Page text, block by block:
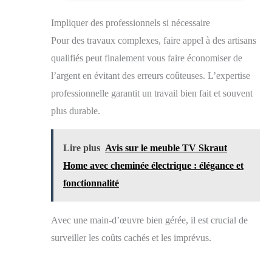
les réparations de bricolage de base à la maison.
vis, c'est le kit de démarrage idéal pour les réparations
domestiques FACILE À TRANSPORTER ET À
pratique pour un rangement et un transport faciles de
l'outil. Intérieur robuste et organiseur pour maintenir
les outils en place Comprend : un assortiment complet
de clés hexagonales de qualité professionnelle, une
coulissant, etc. Également inclus : une variété
d'embouts de tournevis de 1/4" : cruciforme, plat,
carré, étoile et Pozi Conception unique : le coffret noir
unique et tendance. Dimensions du coffret : 33 x 18 x
Impliquer des professionnels si nécessaire
Pour des travaux complexes, faire appel à des artisans
qualifiés peut finalement vous faire économiser de
l’argent en évitant des erreurs coûteuses. L’expertise
professionnelle garantit un travail bien fait et souvent
plus durable.
Lire plus Avis sur le meuble TV Skraut
Home avec cheminée électrique : élégance et
fonctionnalité
Avec une main-d’œuvre bien gérée, il est crucial de
surveiller les coûts cachés et les imprévus.